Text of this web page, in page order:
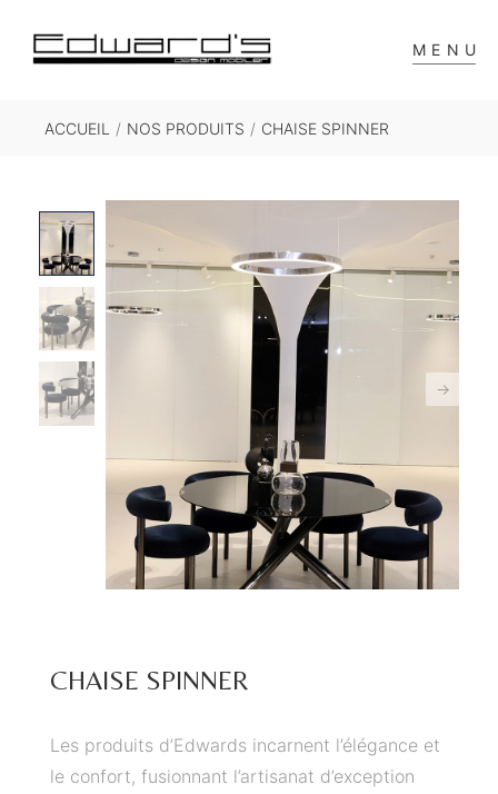
MENU
ACCUEIL / NOS PRODUITS / CHAISE SPINNER
CHAISE SPINNER
Les produits d’Edwards incarnent l’élégance et
le confort, fusionnant l’artisanat d’exception